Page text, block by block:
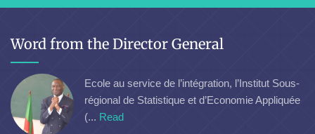
Word from the Director General
Ecole au service de l’intégration, l’Institut Sous-
régional de Statistique et d’Economie Appliquée
(... Read